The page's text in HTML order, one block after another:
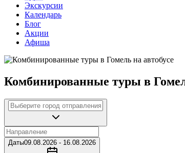
Экскурсии
Календарь
Блог
Акции
Афиша
Комбинированные туры в
Даты09.08.2026 - 16.08.2026